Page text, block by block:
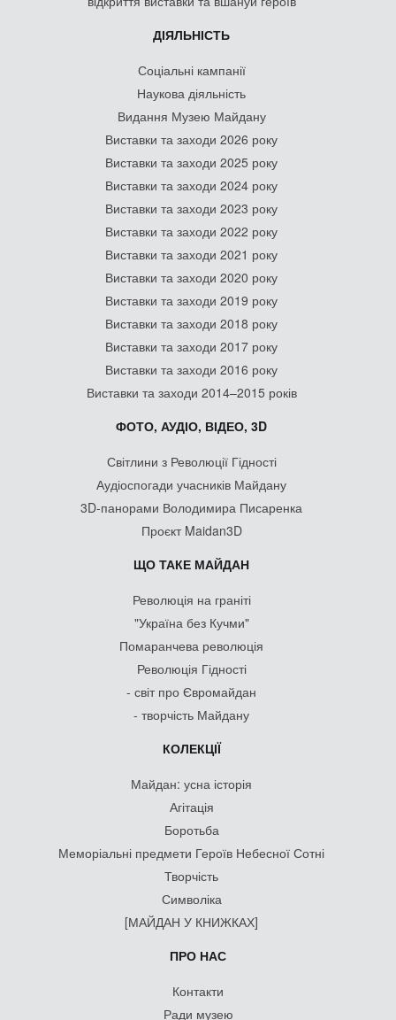
ДІЯЛЬНІСТЬ
Соціальні кампанії
Наукова діяльність
Видання Музею Майдану
Виставки та заходи 2026 року
Виставки та заходи 2025 року
Виставки та заходи 2024 року
Виставки та заходи 2023 року
Виставки та заходи 2022 року
Виставки та заходи 2021 року
Виставки та заходи 2020 року
Виставки та заходи 2019 року
Виставки та заходи 2018 року
Виставки та заходи 2017 року
Виставки та заходи 2016 року
Виставки та заходи 2014–2015 років
ФОТО, АУДІО, ВІДЕО, 3D
Світлини з Революції Гідності
Аудіоспогади учасників Майдану
3D-панорами Володимира Писаренка
Проєкт Maidan3D
ЩО ТАКЕ МАЙДАН
Революція на граніті
"Україна без Кучми"
Помаранчева революція
Революція Гідності
- світ про Євромайдан
- творчість Майдану
КОЛЕКЦІЇ
Майдан: усна історія
Агітація
Боротьба
Меморіальні предмети Героїв Небесної Сотні
Творчість
Символіка
[МАЙДАН У КНИЖКАХ]
ПРО НАС
Контакти
Ради музею